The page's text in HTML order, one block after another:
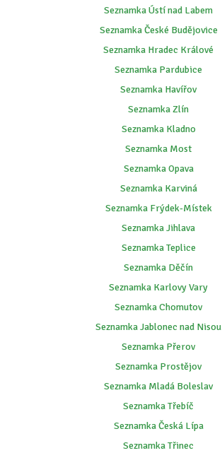
Seznamka Ústí nad Labem
Seznamka České Budějovice
Seznamka Hradec Králové
Seznamka Pardubice
Seznamka Havířov
Seznamka Zlín
Seznamka Kladno
Seznamka Most
Seznamka Opava
Seznamka Karviná
Seznamka Frýdek-Místek
Seznamka Jihlava
Seznamka Teplice
Seznamka Děčín
Seznamka Karlovy Vary
Seznamka Chomutov
Seznamka Jablonec nad Nisou
Seznamka Přerov
Seznamka Prostějov
Seznamka Mladá Boleslav
Seznamka Třebíč
Seznamka Česká Lípa
Seznamka Třinec